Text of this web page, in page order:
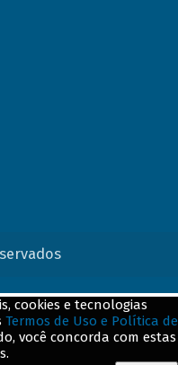
cookies e tecnologias
Termos de Uso e Política de
você concorda com estas